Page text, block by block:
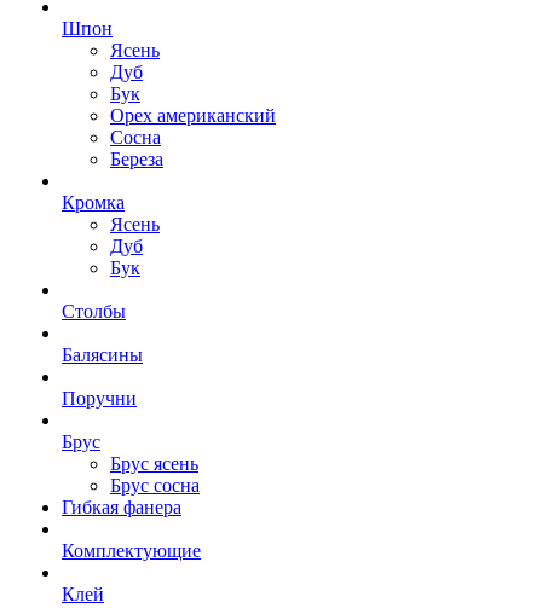
Шпон
Ясень
Дуб
Бук
Орех американский
Сосна
Береза
Кромка
Ясень
Дуб
Бук
Столбы
Балясины
Поручни
Брус
Брус ясень
Брус сосна
Гибкая фанера
Комплектующие
Клей